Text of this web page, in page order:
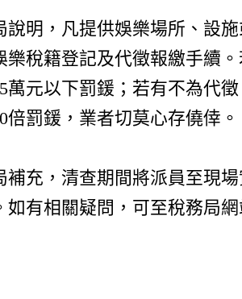
說明，凡提供娛樂場所、設
樂稅籍登記及代徵報繳手續
萬元以下罰鍰；若有不為代
倍罰鍰，業者切莫心存僥倖。
補充，清查期間將派員至現
如有相關疑問，可至稅務局